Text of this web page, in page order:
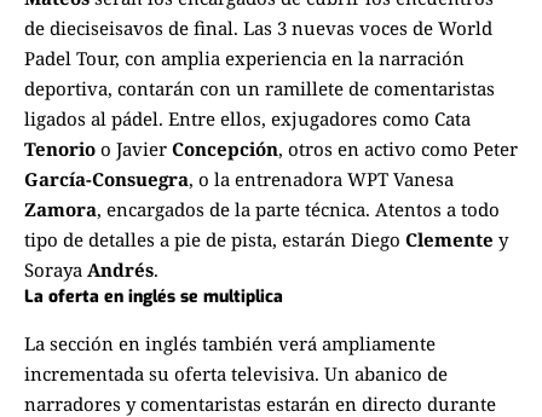
de dieciseisavos de final. Las 3 nuevas voces de World
Padel Tour, con amplia experiencia en la narración
deportiva, contarán con un ramillete de comentaristas
ligados al pádel. Entre ellos, exjugadores como Cata
Tenorio o Javier Concepción, otros en activo como Peter
García-Consuegra, o la entrenadora WPT Vanesa
Zamora, encargados de la parte técnica. Atentos a todo
tipo de detalles a pie de pista, estarán Diego Clemente y
Soraya Andrés.
La oferta en inglés se multiplica
La sección en inglés también verá ampliamente
incrementada su oferta televisiva. Un abanico de
narradores y comentaristas estarán en directo durante